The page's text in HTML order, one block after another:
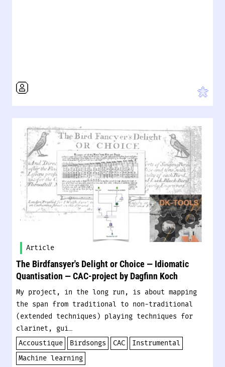
Article
The Birdfansyer's Delight or Choice — Idiomatic
Quantisation — CAC-project by Dagfinn Koch
My project, in the long run, is about mapping
the span from traditional to non-traditional
(extended techniques) playing techniques for
clarinet, gui…
Accoustique
Birdsongs CAC
Instrumental
Machine learning